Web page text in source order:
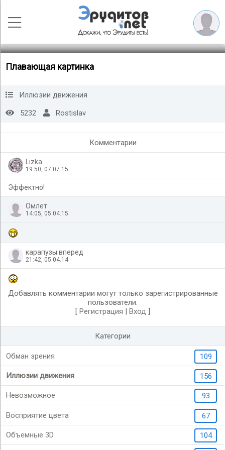
Плавающая картинка
Иллюзии движения
5232
Rostislav
Комментарии
Lizka
19:50, 07.07.15
Эффектно!
Омлет
14:05, 05.04.15
карапузы вперед
21:42, 05.04.14
Добавлять комментарии могут только зарегистрированные
пользователи.
[ Регистрация | Вход ]
Категории
Обман зрения 109
Иллюзии движения 156
Невозможное 93
Восприятие цвета 67
Объемные 3D 104